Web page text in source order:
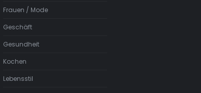
Frauen / Mode
Geschäft
Gesundheit
Kochen
Lebensstil